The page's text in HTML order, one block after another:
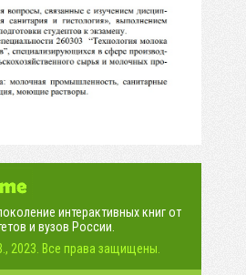
интерактивных книг от
и вузов России.
2023. Все права защищены.